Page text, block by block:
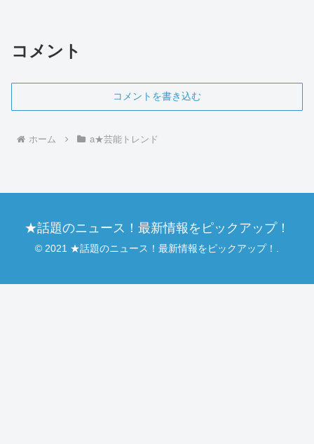
コメント
コメントを書き込む
ホーム a★芸能トレンド
★話題のニュース！最新情報をピックアップ！
© 2021 ★話題のニュース！最新情報をピックアップ！.